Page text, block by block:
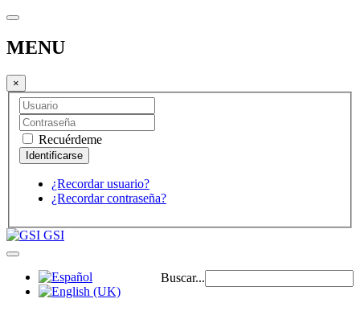
MENU
×
Recuérdeme
¿Recordar usuario?
¿Recordar contraseña?
GSI
Buscar...